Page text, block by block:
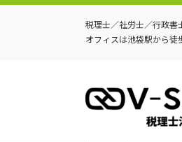
税理士／社労士／行政書
オフィスは池袋駅から